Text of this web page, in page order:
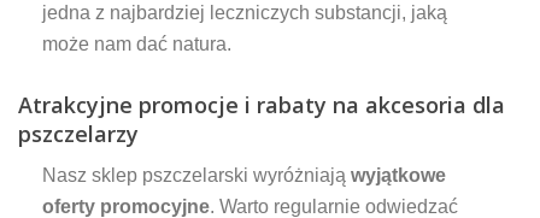
jedna z najbardziej leczniczych substancji, jaką
może nam dać natura.
Atrakcyjne promocje i rabaty na akcesoria dla
pszczelarzy
Nasz sklep pszczelarski wyróżniają wyjątkowe
oferty promocyjne. Warto regularnie odwiedzać